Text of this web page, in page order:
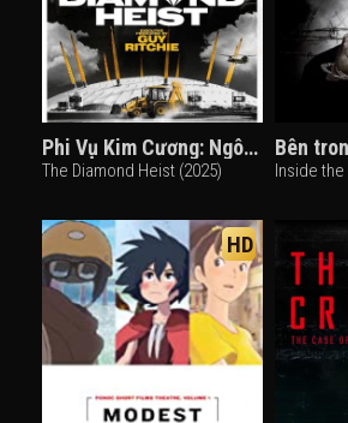
Phi Vụ Kim Cương: Ngôi Sao Thiên Niên Kỷ
The Diamond Heist (2025)
HD